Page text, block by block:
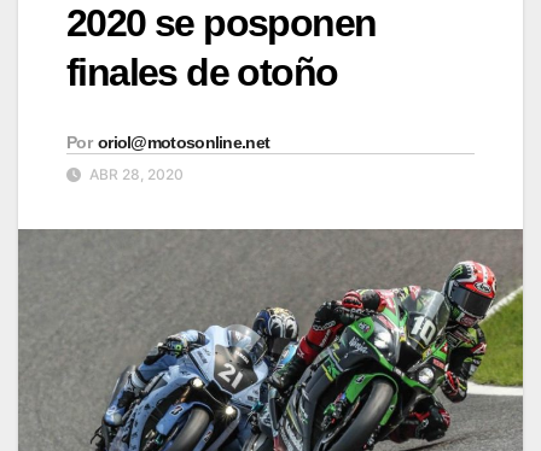
2020 se posponen
finales de otoño
Por oriol@motosonline.net
ABR 28, 2020